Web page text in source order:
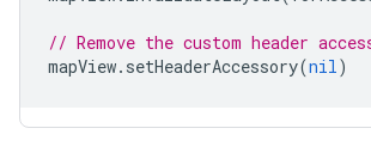
// Remove the custom header
mapView. setHeaderAccessory(nil)